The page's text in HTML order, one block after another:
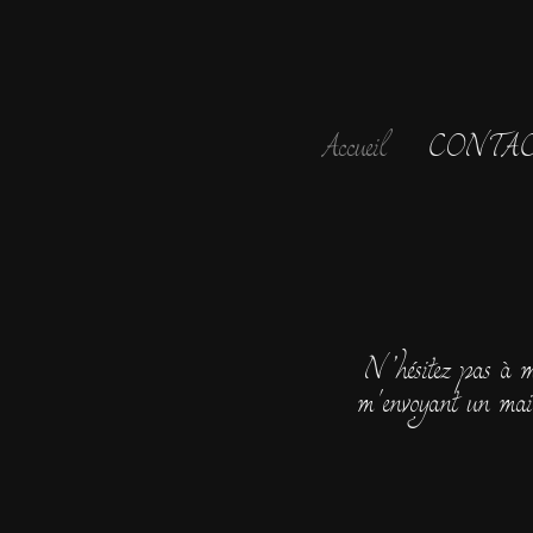
Accueil
N’hésitez pas à
m'envoyant un